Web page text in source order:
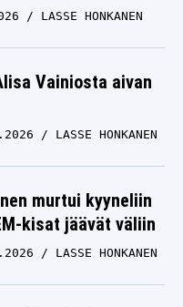
LASSE HONKANEN
Vainiosta aivan
LASSE HONKANEN
murtui kyyneliin
kisat jäävät väliin
LASSE HONKANEN